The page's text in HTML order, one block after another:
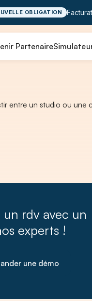
OBLIGATION
Partenaire
entre un studio ou une
un rdv avec un
experts !
une démo